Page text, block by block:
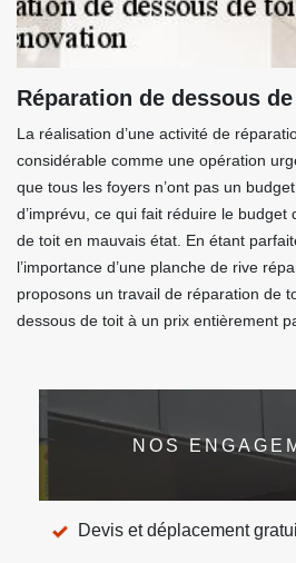
Réparation de dessous
La réalisation d’une activité de
considérable comme une opération
que tous les foyers n’ont pas un
d’imprévu, ce qui fait réduire le
de toit en mauvais état. En étant
l’importance d’une planche de rive
proposons un travail de réparation de
dessous de toit à un prix entièrement
NOS
Devis et déplacement